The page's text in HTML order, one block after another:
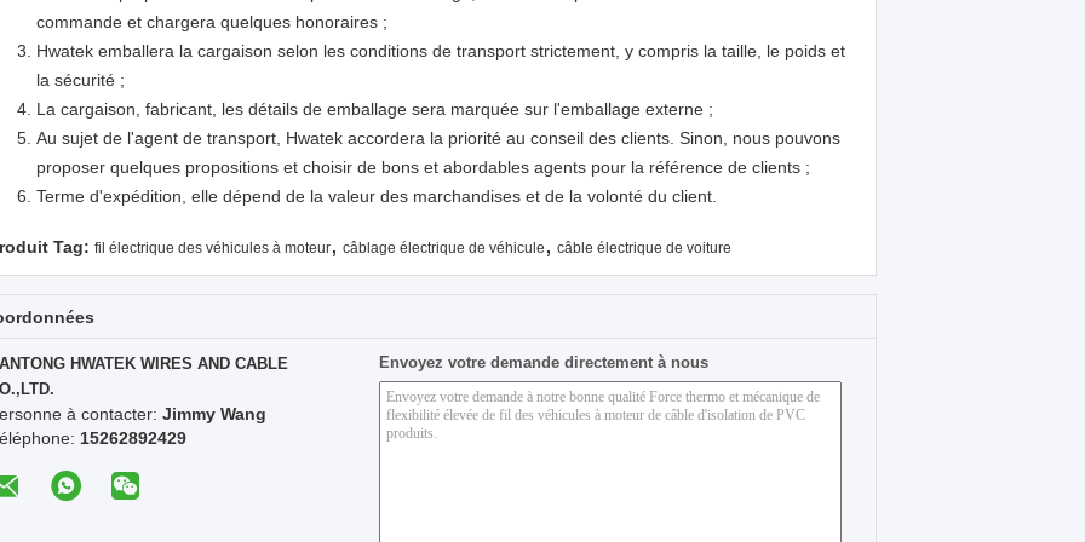
commande et chargera quelques honoraires ;
Hwatek emballera la cargaison selon les conditions de transport strictement, y compris la taille, le poids et
la sécurité ;
La cargaison, fabricant, les détails de emballage sera marquée sur l'emballage externe ;
Au sujet de l'agent de transport, Hwatek accordera la priorité au conseil des clients. Sinon, nous pouvons
proposer quelques propositions et choisir de bons et abordables agents pour la référence de clients ;
Terme d'expédition, elle dépend de la valeur des marchandises et de la volonté du client.
Tag: fil électrique des véhicules à moteur, câblage électrique de véhicule , câble électrique de voiture
HWATEK WIRES AND CABLE
à contacter: Jimmy Wang
15262892429
Envoyez votre demande directement à nous